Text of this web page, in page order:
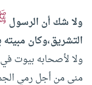
ولا شك أن الرسول
التشريق،وكان مبيته
ولا لأصحابه بيوت
منى من أجل رمي